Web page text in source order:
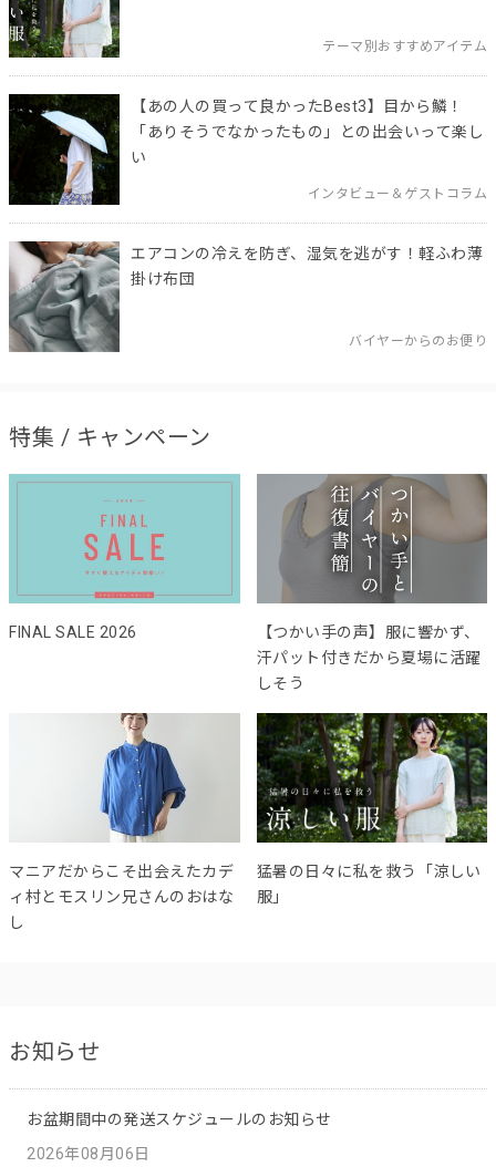
テーマ別おすすめアイテム
【あの人の買って良かったBest3】目から鱗！
「ありそうでなかったもの」との出会いって楽し
い
インタビュー＆ゲストコラム
エアコンの冷えを防ぎ、湿気を逃がす！軽ふわ薄
掛け布団
バイヤーからのお便り
特集 / キャンペーン
FINAL SALE 2026
【つかい手の声】服に響かず、
汗パット付きだから夏場に活躍
しそう
マニアだからこそ出会えたカデ
ィ村とモスリン兄さんのおはな
し
猛暑の日々に私を救う「涼しい
服」
お知らせ
お盆期間中の発送スケジュールのお知らせ
2026年08月06日